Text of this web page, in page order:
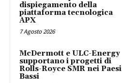
dispiegamento della
piattaforma tecnologica
APX
7 Agosto 2026
McDermott e ULC-Energy
supportano i progetti di
Rolls-Royce SMR nei Paesi
Bassi